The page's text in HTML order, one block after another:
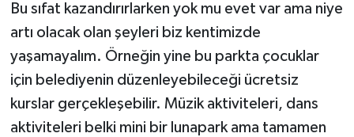
Bu sıfat kazandırırlarken yok mu evet var ama niye
artı olacak olan şeyleri biz kentimizde
yaşamayalım. Örneğin yine bu parkta çocuklar
için belediyenin düzenleyebileceği ücretsiz
kurslar gerçekleşebilir. Müzik aktiviteleri, dans
aktiviteleri belki mini bir lunapark ama tamamen